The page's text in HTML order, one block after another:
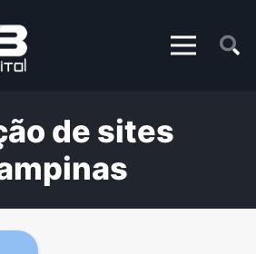
de sites